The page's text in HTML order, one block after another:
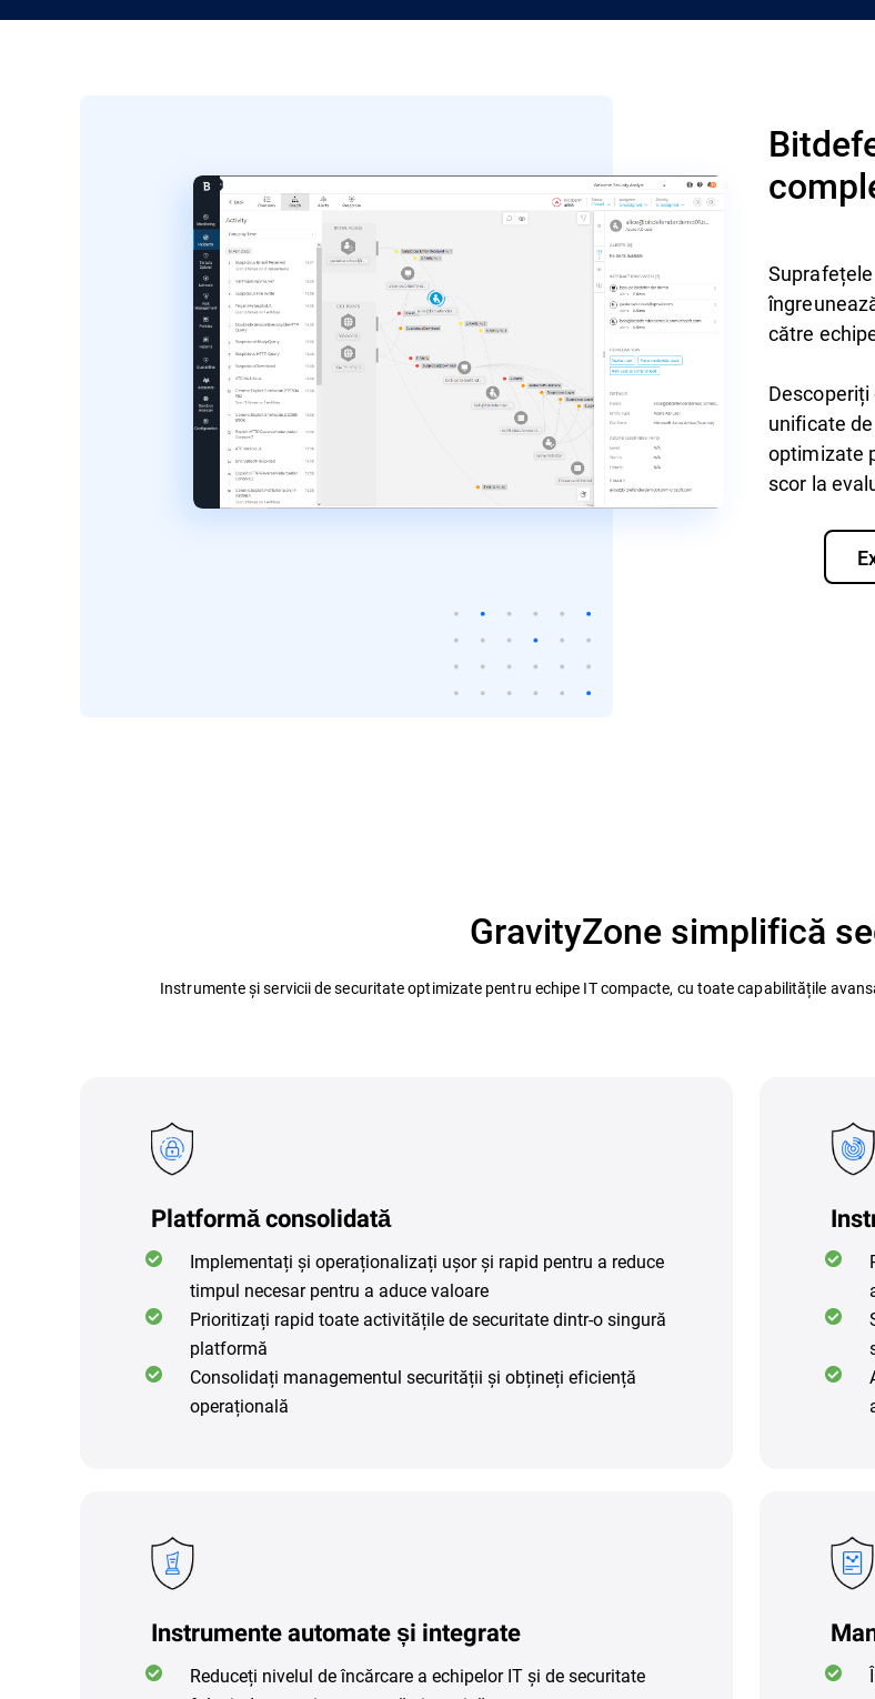
către
unificate
optimizate
scor la
GravityZone simplifică
Instrumente și servicii de securitate optimizate pentru echipe IT compacte, cu toate capabilitățile
Platformă consolidată
Implementați și operaționalizați ușor și rapid pentru a reduce
timpul necesar pentru a aduce valoare
Prioritizați rapid toate activitățile de securitate dintr-o singură
platformă
Consolidați managementul securității și obțineți eficiență
operațională
Instrumente automate și integrate
Reduceți nivelul de încărcare a echipelor IT și de securitate